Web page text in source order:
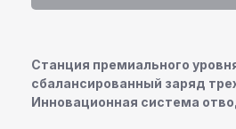
Станция премиального
сбалансированный заряд
Инновационная система